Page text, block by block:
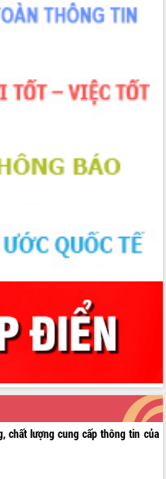
chất lượng cung cấp thông tin của